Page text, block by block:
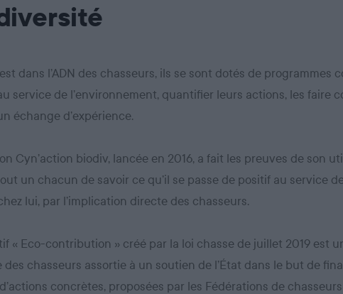
dans l’ADN des chasseurs, ils se sont dotés de programmes
service de l’environnement, quantifier leurs actions, les faire
échange d’expérience.
Cyn’action biodiv, lancée en 2016, a fait les preuves de son
un chacun de savoir ce qu’il se passe de positif au service
lui, par l’implication directe des chasseurs.
« Eco-contribution » créé par la loi chasse de juillet 2019 est
des chasseurs assortie à un soutien de l’État dans le but de
concrètes, proposées par les Fédérations de